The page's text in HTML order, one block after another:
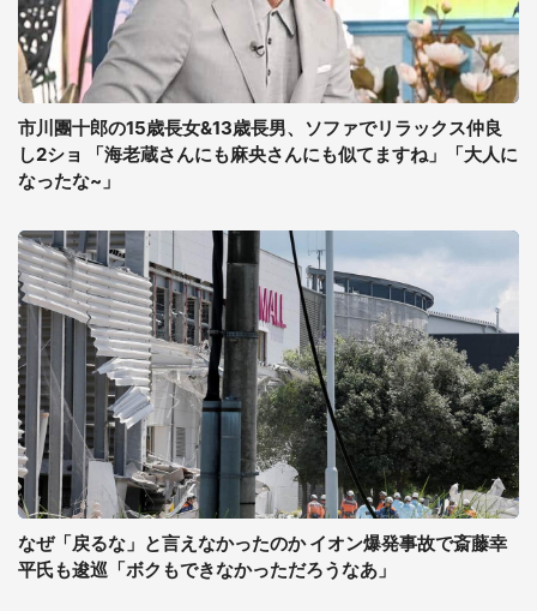
市川團十郎の15歳長女&13歳長男、ソファでリラックス仲良
し2ショ 「海老蔵さんにも麻央さんにも似てますね」「大人に
なったな~」
なぜ「戻るな」と言えなかったのか イオン爆発事故で斎藤幸
平氏も逡巡「ボクもできなかっただろうなあ」